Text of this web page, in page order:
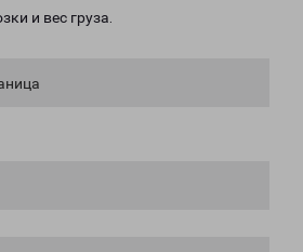
и вес груза.